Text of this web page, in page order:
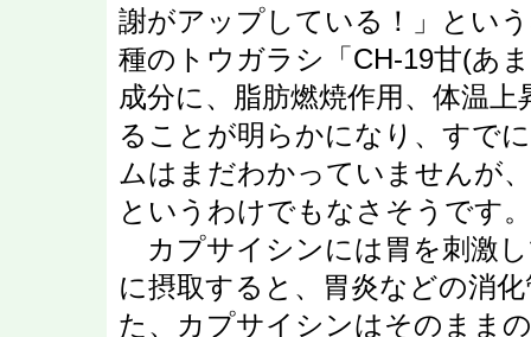
謝がアップしている！」とい
種のトウガラシ「CH-19甘(あ
成分に、脂肪燃焼作用、体温
ることが明らかになり、すで
ムはまだわかっていませんが
というわけでもなさそうです。
カプサイシンには胃を刺激
に摂取すると、胃炎などの消
た、カプサイシンはそのまま